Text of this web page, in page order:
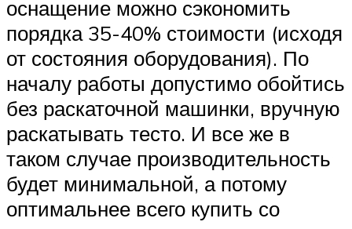
оснащение можно сэкономить
порядка 35-40% стоимости (исходя
от состояния оборудования). По
началу работы допустимо обойтись
без раскаточной машинки, вручную
раскатывать тесто. И все же в
таком случае производительность
будет минимальной, а потому
оптимальнее всего купить со